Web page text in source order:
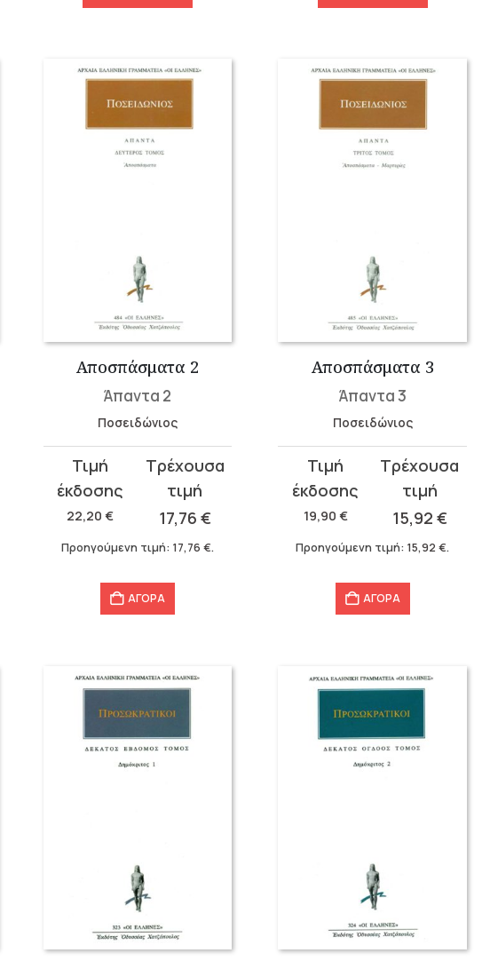
Αποσπάσματα 2
Άπαντα 2
Ποσειδώνιος
22,20€
Original
price
was:
22,20 €.
17,76 €
τρέχουσα
τιμή
είναι:
Προηγούμενη τιμή: 17,76 €.
ΑΓΟΡΑ
Αποσπάσματα 3
Άπαντα 3
Ποσειδώνιος
19,90 €
Original
price
was:
19,90 €.
15,92 €
τρέχουσα
τιμή
είναι:
Προηγούμενη τιμή: 15,92€.
ΑΓΟΡΑ